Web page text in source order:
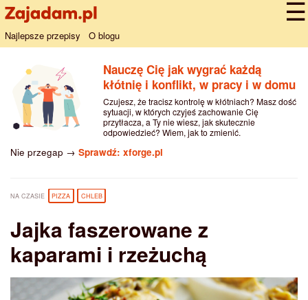
Najlepsze przepisy O blogu
Nauczę Cię jak wygrać każdą
kłótnię i konflikt, w pracy i w domu
Czujesz, że tracisz kontrolę w kłótniach? Masz dość
sytuacji, w których czyjeś zachowanie Cię
przytłacza, a Ty nie wiesz, jak skutecznie
odpowiedzieć? Wiem, jak to zmienić.
Nie przegap → Sprawdź: xforge.pl
NA CZASIE PIZZA CHLEB
Jajka faszerowane z
kaparami i rzeżuchą